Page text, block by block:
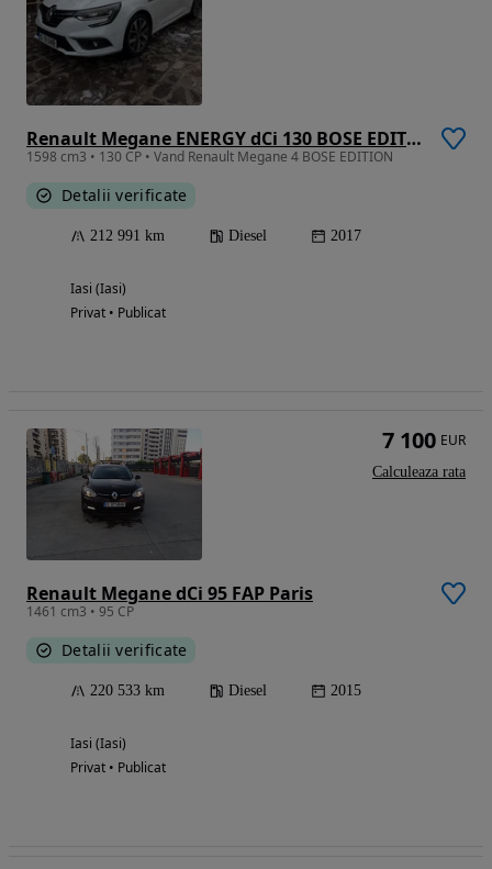
Renault Megane ENERGY dCi 130 BOSE EDITION
1598 cm3 • 130 CP • Vand Renault Megane 4 BOSE EDITION
Detalii verificate
212 991 km Diesel 2017
Iasi (Iasi)
Privat • Publicat
Renault Megane dCi 95 FAP Paris
1461 cm3 • 95 CP
Detalii verificate
220 533 km Diesel 2015
Iasi (Iasi)
Privat • Publicat
7 100 EUR
Calculeaza rata